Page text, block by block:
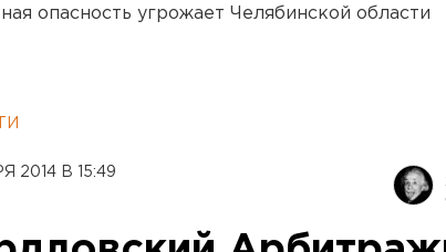
опасность угрожает Челябинской области
2014 В 15:49